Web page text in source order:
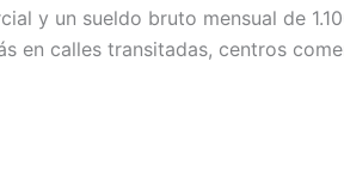
y un sueldo bruto mensual de
en calles transitadas, centros